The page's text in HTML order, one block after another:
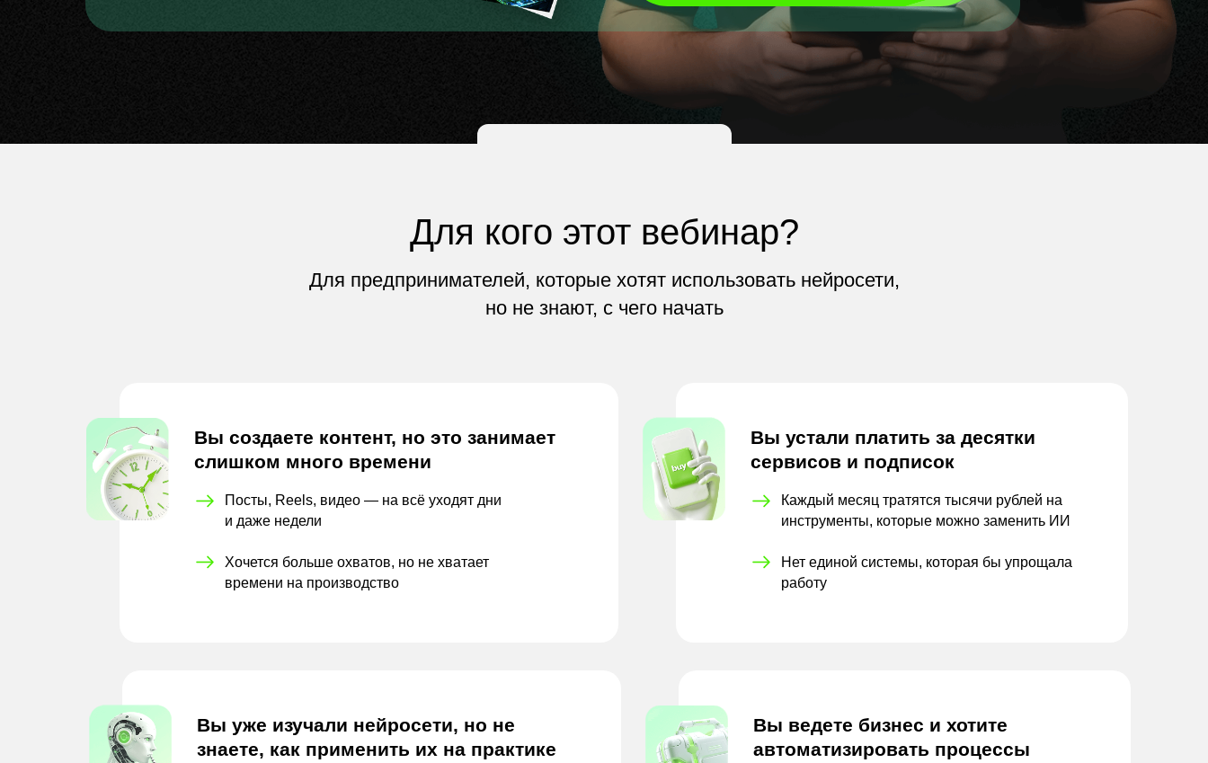
Для кого этот вебинар?
Для предпринимателей, которые хотят использовать нейросети,
но не знают, с чего начать
Вы создаете контент, но это занимает
слишком много времени
Посты, Reels, видео — на всё уходят дни
и даже недели
Хочется больше охватов, но не хватает
времени на производство
Вы устали платить за десятки
сервисов и подписок
Каждый месяц тратятся тысячи рублей на
инструменты, которые можно заменить ИИ
Нет единой системы, которая бы упрощала
работу
Вы ведете бизнес и хотите
автоматизировать процессы
Вы уже изучали нейросети, но не
знаете, как применить их на практике